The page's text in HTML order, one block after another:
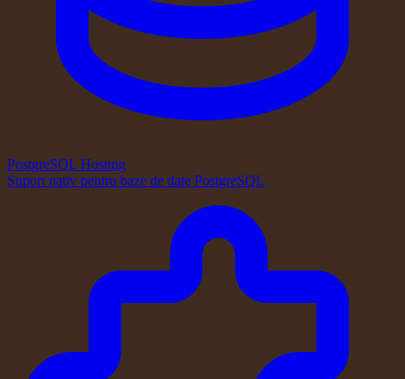
PostgreSQL Hosting
Suport nativ pentru baze de date PostgreSQL